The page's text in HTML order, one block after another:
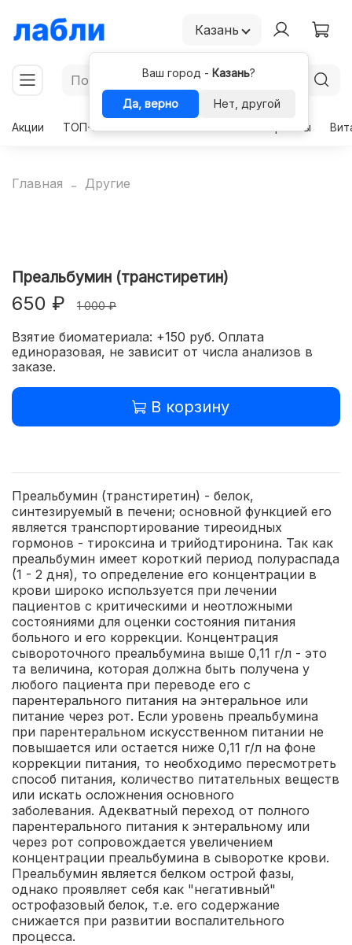
Казань
Ваш город - Казань?
Да, верно
Нет, другой
Акции
ТОП-50 Гормоны
Главная Другие
Преальбумин (транстиретин)
650 ₽ 1 000 ₽
Взятие биоматериала: +150 руб. Оплата
единоразовая, не зависит от числа анализов в
заказе.
В корзину
Преальбумин (транстиретин) - белок,
синтезируемый в печени; основной функцией его
является транспортирование тиреоидных
гормонов - тироксина и трийодтиронина. Так как
преальбумин имеет короткий период полураспада
(1 - 2 дня), то определение его концентрации в
крови широко используется при лечении
пациентов с критическими и неотложными
состояниями для оценки состояния питания
больного и его коррекции. Концентрация
сывороточного преальбумина выше 0,11 г/л - это
та величина, которая должна быть получена у
любого пациента при переводе его с
парентерального питания на энтеральное или
питание через рот. Если уровень преальбумина
при парентеральном искусственном питании не
повышается или остается ниже 0,11 г/л на фоне
коррекции питания, то необходимо пересмотреть
способ питания, количество питательных веществ
или искать осложнения основного
заболевания. Адекватный переход от полного
парентерального питания к энтеральному или
через рот сопровождается увеличением
концентрации преальбумина в сыворотке крови.
Преальбумин является белком острой фазы,
однако проявляет себя как "негативный"
острофазовый белок, т.е. его содержание
снижается при развитии воспалительного
процесса.